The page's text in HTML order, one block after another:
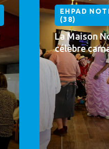
EHPAD
(38)
La Maison
célèbre